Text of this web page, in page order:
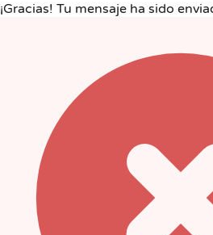
¡Gracias! Tu mensaje ha sido